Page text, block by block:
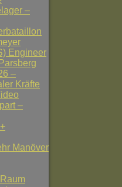
–
Engineer
–
Kräfte
–
Manöver